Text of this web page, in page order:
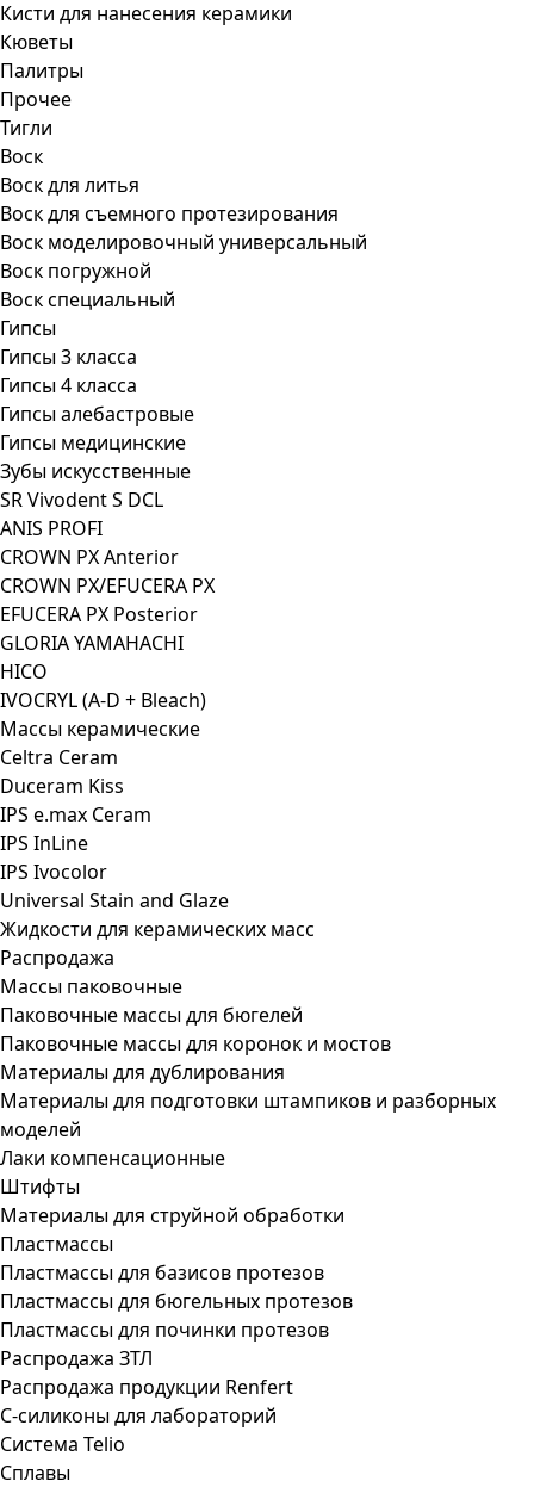
Кисти для нанесения керамики
Кюветы
Палитры
Прочее
Тигли
Воск
Воск для литья
Воск для съемного протезирования
Воск моделировочный универсальный
Воск погружной
Воск специальный
Гипсы
Гипсы 3 класса
Гипсы 4 класса
Гипсы алебастровые
Гипсы медицинские
Зубы искусственные
SR Vivodent S DCL
ANIS PROFI
CROWN PX Anterior
CROWN PX/EFUCERA PX
EFUCERA PX Posterior
GLORIA YAMAHACHI
HICO
IVOCRYL (A-D + Bleach)
Массы керамические
Celtra Ceram
Duceram Kiss
IPS e.max Ceram
IPS InLine
IPS Ivocolor
Universal Stain and Glaze
Жидкости для керамических масс
Распродажа
Массы паковочные
Паковочные массы для бюгелей
Паковочные массы для коронок и мостов
Материалы для дублирования
Материалы для подготовки штампиков и разборных
моделей
Лаки компенсационные
Штифты
Материалы для струйной обработки
Пластмассы
Пластмассы для базисов протезов
Пластмассы для бюгельных протезов
Пластмассы для починки протезов
Распродажа ЗТЛ
Распродажа продукции Renfert
С-силиконы для лабораторий
Система Telio
Сплавы